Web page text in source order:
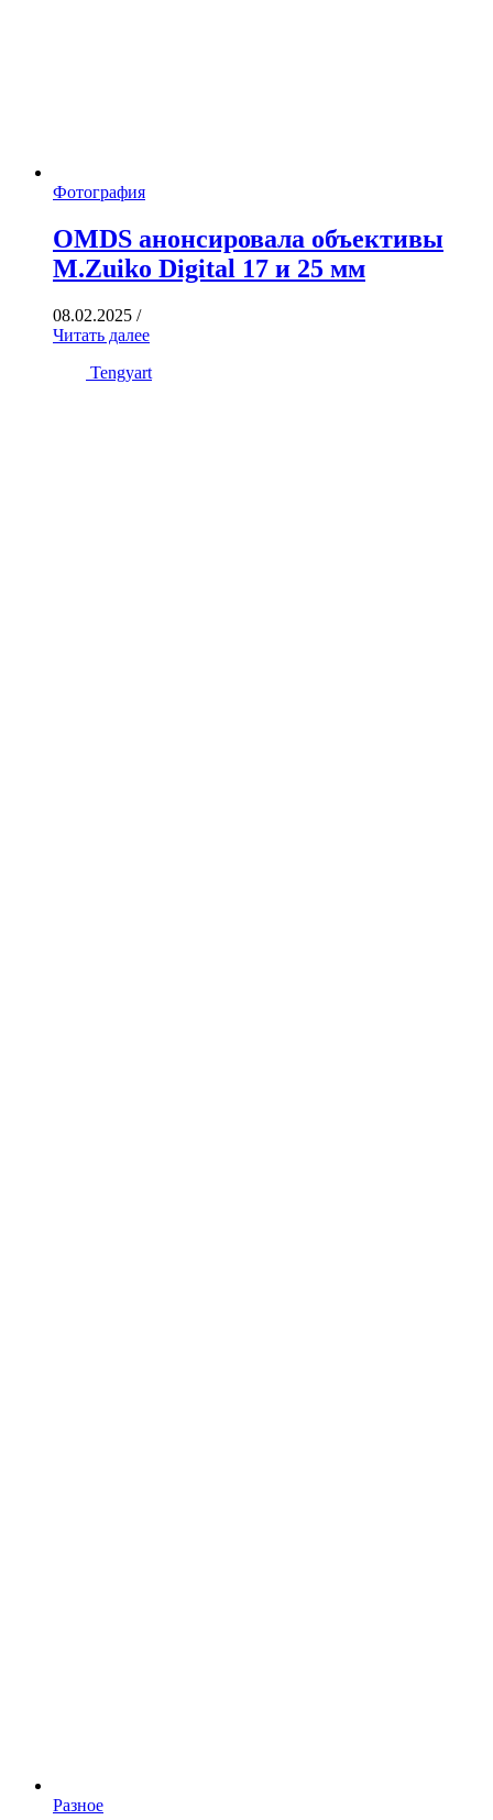
Фотография
OMDS анонсировала объективы
M.Zuiko Digital 17 и 25 мм
08.02.2025 /
Читать далее
Tengyart
Разное